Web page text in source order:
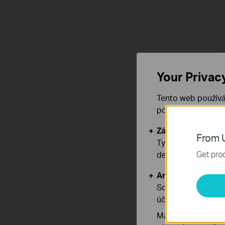
From
Get
Your
Tento web
používáním
Základní cookies
Tyto cookies jsou
deaktivovat.
Analytické a
Soubory cookie
účelem zlepšení
Marketingové